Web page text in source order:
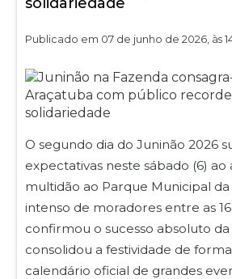
Publicado em 07 de junho de 2026, às
O segundo dia do Juninão 2026
expectativas neste sábado (6) ao
multidão ao Parque Municipal da
intenso de moradores entre as
confirmou o sucesso absoluto
consolidou a festividade de
calendário oficial de grandes